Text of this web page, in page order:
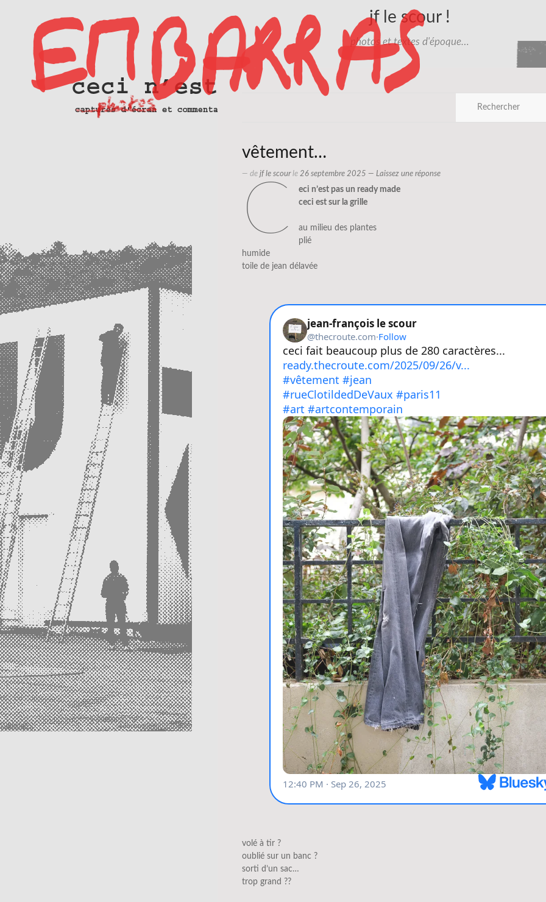
jf le scour !
photos et textes d'époque…
vêtement…
— de jf le scourle 26 septembre 2025 — Laissez une réponse
c
eci n’est pas un ready made
ceci est sur la grille
au milieu des plantes
plié
humide
toile de jean délavée
volé à tir ?
oublié sur un banc ?
sorti d’un sac…
trop grand ??